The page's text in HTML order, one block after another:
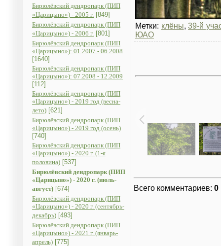
Бирюлёвский дендропарк (ПИП
«Царицыно») - 2005 г. [849]
Бирюлёвский дендропарк (ПИП
«Царицыно») - 2006 г. [801]
Бирюлёвский дендропарк (ПИП
«Царицыно»): 01.2007 - 06.2008
[1640]
Бирюлёвский дендропарк (ПИП
«Царицыно»): 07.2008 - 12.2009
[112]
Бирюлёвский дендропарк (ПИП
«Царицыно») - 2019 год (весна-
лето) [621]
Бирюлёвский дендропарк (ПИП
«Царицыно») - 2019 год (осень)
[740]
Бирюлёвский дендропарк (ПИП
«Царицыно») - 2020 г. (1-я
половина) [537]
Бирюлёвский дендропарк (ПИП
«Царицыно») - 2020 г. (июль-
август) [674]
Бирюлёвский дендропарк (ПИП
«Царицыно») - 2020 г. (сентябрь-
декабрь) [493]
Бирюлёвский дендропарк (ПИП
«Царицыно») - 2021 г. (январь-
апрель) [775]
Метки: клёны,39-й
ЮАО
Всего комментариев: 0